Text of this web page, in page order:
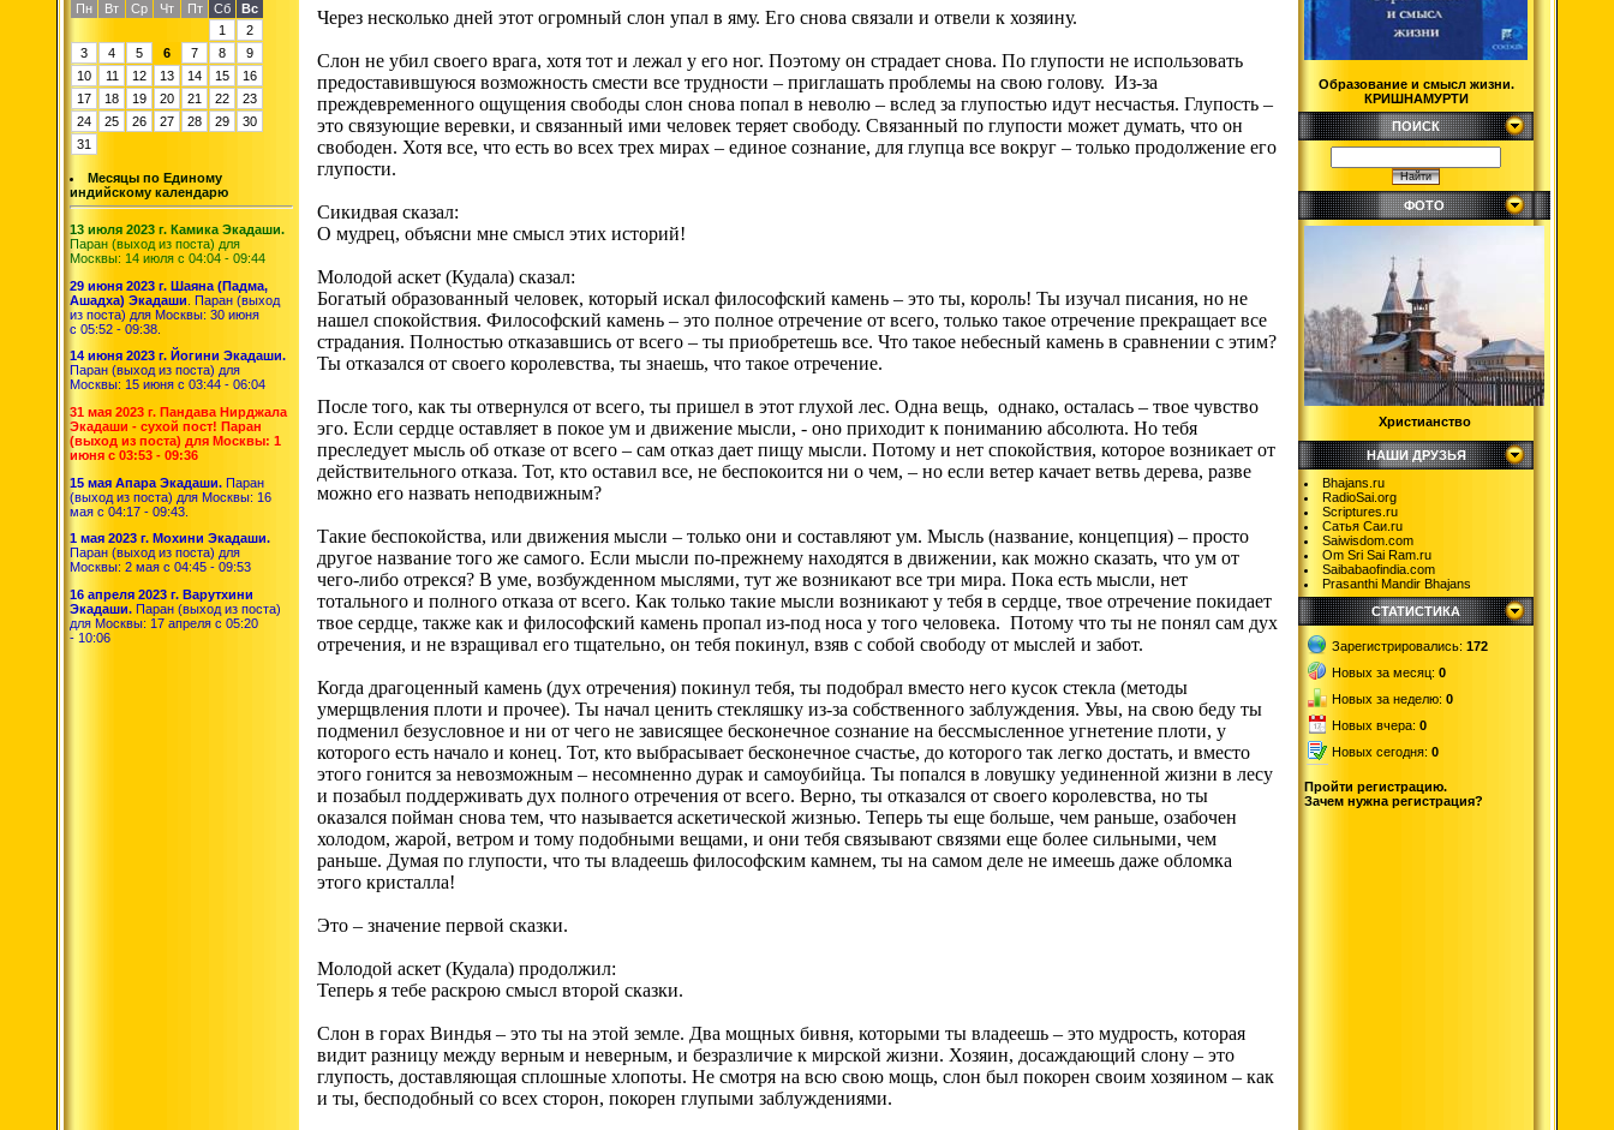
Пн
Вт Ср Чт Пт Сб
Вс
1
2
3
4 5 6 7 8
9
10
11 12 13 14 15
16
17
18 19 20 21 22
23
24
25 26 27 28 29
30
31
Месяцы по Единому
индийскому календарю
13 июля 2023 г. Камика Экадаши.
Паран (выход из поста) для
Москвы: 14 июля с 04:04 - 09:44
29 июня 2023 г. Шаяна (Падма,
Ашадха) Экадаши . Паран (выход
из поста) для Москвы: 30 июня
с 05:52 - 09:38.
14 июня 2023 г. Йогини Экадаши.
Паран (выход из поста) для
Москвы: 15 июня с 03:44 - 06:04
31 мая 2023 г. Пандава Нирджала
Экадаши - сухой пост! Паран
(выход из поста) для Москвы: 1
июня с 03:53 - 09:36
15 мая Апара Экадаши. Паран
(выход из поста) для Москвы: 16
мая с 04:17 - 09:43.
1 мая 2023 г. Мохини Экадаши.
Паран (выход из поста) для
Москвы: 2 мая с 04:45 - 09:53
16 апреля 2023 г. Варутхини
Экадаши. Паран (выход из поста)
для Москвы: 17 апреля с 05:20
- 10:06
Через несколько дней этот огромный слон упал в яму. Его снова связали и отвели к хозяину.
Слон не убил своего врага, хотя тот и лежал у его ног. Поэтому он страдает снова. По глупости не использовать
предоставившуюся возможность смести все трудности – приглашать проблемы на свою голову. Из-за
преждевременного ощущения свободы слон снова попал в неволю – вслед за глупостью идут несчастья. Глупость –
это связующие веревки, и связанный ими человек теряет свободу. Связанный по глупости может думать, что он
свободен. Хотя все, что есть во всех трех мирах – единое сознание, для глупца все вокруг – только продолжение его
глупости.
Сикидвая сказал:
О мудрец, объясни мне смысл этих историй!
Молодой аскет (Кудала) сказал:
Богатый образованный человек, который искал философский камень – это ты, король! Ты изучал писания, но не
нашел спокойствия. Философский камень – это полное отречение от всего, только такое отречение прекращает все
страдания. Полностью отказавшись от всего – ты приобретешь все. Что такое небесный камень в сравнении с этим?
Ты отказался от своего королевства, ты знаешь, что такое отречение.
После того, как ты отвернулся от всего, ты пришел в этот глухой лес. Одна вещь, однако, осталась – твое чувство
эго. Если сердце оставляет в покое ум и движение мысли, - оно приходит к пониманию абсолюта. Но тебя
преследует мысль об отказе от всего – сам отказ дает пищу мысли. Потому и нет спокойствия, которое возникает от
действительного отказа. Тот, кто оставил все, не беспокоится ни о чем, – но если ветер качает ветвь дерева, разве
можно его назвать неподвижным?
Такие беспокойства, или движения мысли – только они и составляют ум. Мысль (название, концепция) – просто
другое название того же самого. Если мысли по-прежнему находятся в движении, как можно сказать, что ум от
чего-либо отрекся? В уме, возбужденном мыслями, тут же возникают все три мира. Пока есть мысли, нет
тотального и полного отказа от всего. Как только такие мысли возникают у тебя в сердце, твое отречение покидает
твое сердце, также как и философский камень пропал из-под носа у того человека. Потому что ты не понял сам дух
отречения, и не взращивал его тщательно, он тебя покинул, взяв с собой свободу от мыслей и забот.
Когда драгоценный камень (дух отречения) покинул тебя, ты подобрал вместо него кусок стекла (методы
умерщвления плоти и прочее). Ты начал ценить стекляшку из-за собственного заблуждения. Увы, на свою беду ты
подменил безусловное и ни от чего не зависящее бесконечное сознание на бессмысленное угнетение плоти, у
которого есть начало и конец. Тот, кто выбрасывает бесконечное счастье, до которого так легко достать, и вместо
этого гонится за невозможным – несомненно дурак и самоубийца. Ты попался в ловушку уединенной жизни в лесу
и позабыл поддерживать дух полного отречения от всего. Верно, ты отказался от своего королевства, но ты
оказался пойман снова тем, что называется аскетической жизнью. Теперь ты еще больше, чем раньше, озабочен
холодом, жарой, ветром и тому подобными вещами, и они тебя связывают связями еще более сильными, чем
раньше. Думая по глупости, что ты владеешь философским камнем, ты на самом деле не имеешь даже обломка
этого кристалла!
Это – значение первой сказки.
Молодой аскет (Кудала) продолжил:
Теперь я тебе раскрою смысл второй сказки.
Слон в горах Виндья – это ты на этой земле. Два мощных бивня, которыми ты владеешь – это мудрость, которая
видит разницу между верным и неверным, и безразличие к мирской жизни. Хозяин, досаждающий слону – это
глупость, доставляющая сплошные хлопоты. Не смотря на всю свою мощь, слон был покорен своим хозяином – как
и ты, бесподобный со всех сторон, покорен глупыми заблуждениями.
Образование и смысл жизни.
КРИШНАМУРТИ
ПОИСК
ФОТО
Христианство
НАШИ ДРУЗЬЯ
Bhajans.ru
RadioSai.org
Scriptures.ru
Сатья Саи.ru
Saiwisdom.com
Om Sri Sai Ram.ru
Saibabaofindia.com
Prasanthi Mandir Bhajans
СТАТИСТИКА
Зарегистрировались: 172
Новых за месяц: 0
Новых за неделю: 0
Новых вчера: 0
Новых сегодня: 0
Пройти регистрацию.
Зачем нужна регистрация?